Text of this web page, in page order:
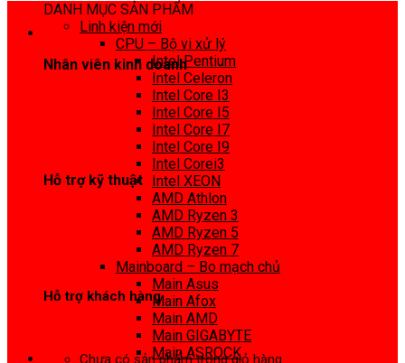
Nhân viên kinh doanh
Hỗ trợ kỹ thuật
Hỗ trợ khách hàng
Chưa có sản phẩm trong giỏ hàng.
DANH MỤC SẢN PHẨM
Linh kiện mới
CPU – Bộ vi xử lý
Intel Pentium
Intel Celeron
Intel Core I3
Intel Core I5
Intel Core I7
Intel Core I9
Intel Corei3
Intel XEON
AMD Athlon
AMD Ryzen 3
AMD Ryzen 5
AMD Ryzen 7
Mainboard – Bo mạch chủ
Main Asus
Main Afox
Main AMD
Main GIGABYTE
Main ASROCK